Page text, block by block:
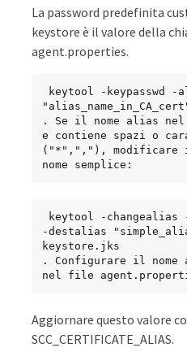
La password predefinita
keystore è il valore della
agent.properties.
. Se il nome alias
e contiene spazi o
("*",","), modificare
nome semplice:
-destalias
keystore.jks
. Configurare il
nel file
Aggiornare questo valore
SCC_CERTIFICATE_ALIAS.